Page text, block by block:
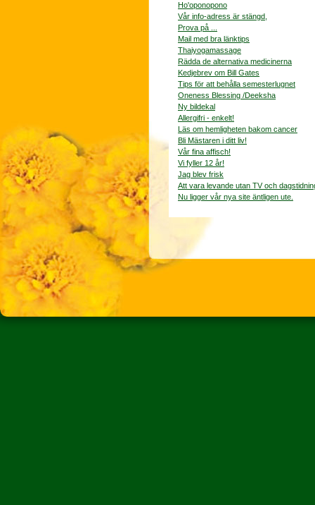
Ho'oponopono
Vår info-adress är stängd,
Prova på ...
Mail med bra länktips
Thaiyogamassage
Rädda de alternativa medicinerna
Kedjebrev om Bill Gates
Tips för att behålla semesterlugnet
Oneness Blessing /Deeksha
Ny bildekal
Allergifri - enkelt!
Läs om hemligheten bakom cancer
Bli Mästaren i ditt liv!
Vår fina affisch!
Vi fyller 12 år!
Jag blev frisk
Att vara levande utan TV och
Nu ligger vår nya site äntligen ute.